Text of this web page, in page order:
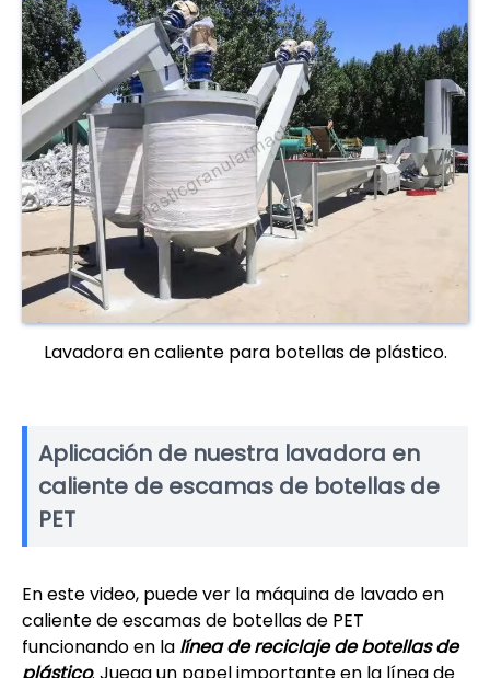
Lavadora en caliente para botellas de plástico.
Aplicación de nuestra lavadora en
caliente de escamas de botellas de
PET
En este video, puede ver la máquina de lavado en
caliente de escamas de botellas de PET
funcionando en la línea de reciclaje de botellas de
plástico. Juega un papel importante en la línea de